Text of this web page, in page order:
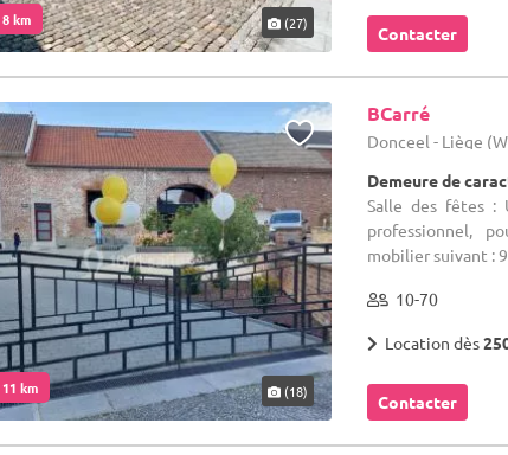
km (27) Contacter
km (18)
BCarré
Donceel - Liège
Demeure de
Salle des fêtes :
professionnel,
mobilier suivant :
10-70
Location dès
Contacter